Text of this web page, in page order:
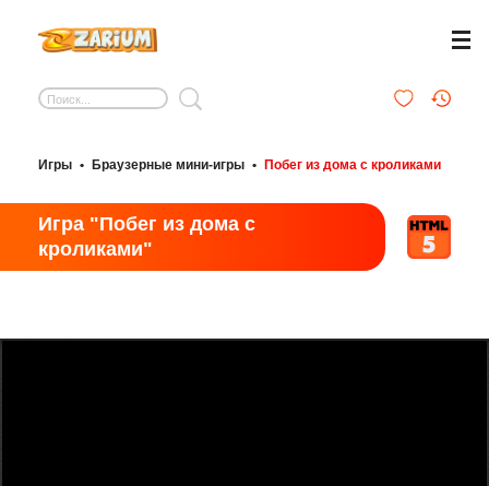
Игры • Браузерные мини-игры • Побег из дома с кроликами
Игра "Побег из дома с
кроликами"